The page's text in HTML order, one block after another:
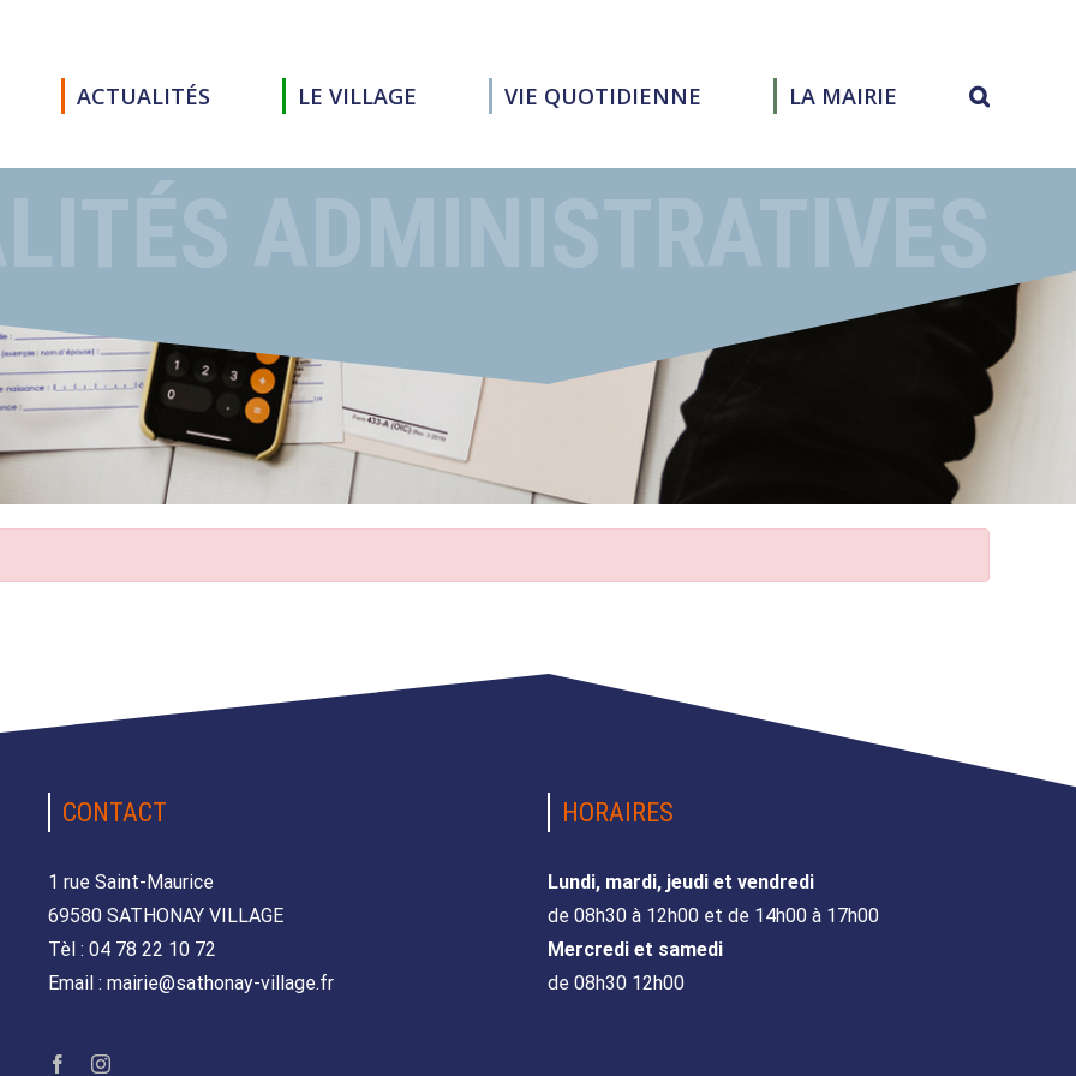
ACTUALITÉS LE VILLAGE VIE QUOTIDIENNE LA MAIRIE
CONTACT
1 rue Saint-Maurice
69580 SATHONAY VILLAGE
Tèl : 04 78 22 10 72
Email : mairie@sathonay-village.fr
HORAIRES
Lundi, mardi, jeudi et vendredi
de 08h30 à 12h00 et de 14h00 à 17h00
Mercredi et samedi
de 08h30 12h00